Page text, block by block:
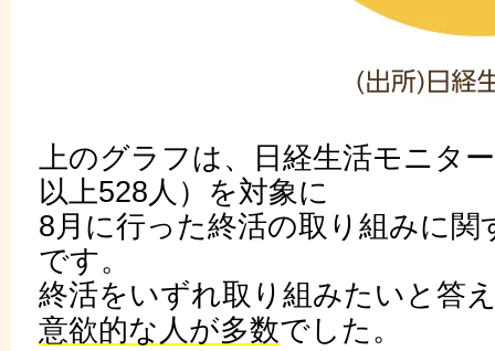
上のグラフは、日経生活モニタ
以上528人）を対象に
8月に行った終活の取り組みに
です。
終活をいずれ取り組みたいと答
意欲的な人が多数でした。